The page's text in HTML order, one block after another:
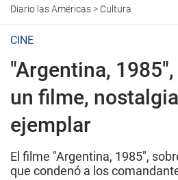
Diario las Américas> Cultura
CINE
"Argentina,
un filme,
ejemplar
El filme "Argentina, 1985",
que condenó a los